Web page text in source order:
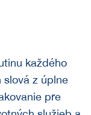
každého
slová z úplne
pre